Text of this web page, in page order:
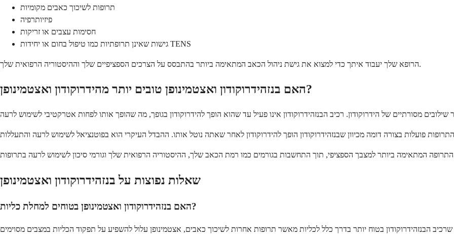
תרופות לשיכוך כאבים מקומיות
פיזיותרפיה
חסימות עצבים או זריקות
גישות שאינן תרופתיות כמו טיפול בחום או יחידות TENS
הרופא שלך יעבוד איתך כדי למצוא את גישת ניהול הכאב המתאימה ביותר בהתבסס על הצרכים הספציפיים שלך וההיסטוריה הרפואית שלך.
האם בנזהידרוקודון ואצטמינופן טובים יותר מהידרוקודון ואצטמינופן?
שאלות נפוצות על בנזהידרוקודון ואצטמינופן
האם בנזהידרוקודון ואצטמינופן בטוחים למחלת כליות?